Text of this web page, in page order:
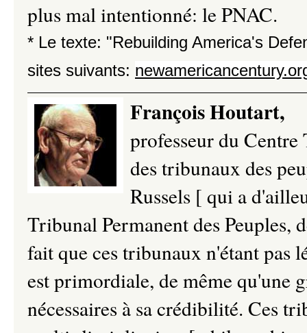
plus mal intentionné: le PNAC.
* Le texte: "Rebuilding America's
sites suivants:
François Houtart,
professeur du
des tribunaux des
Russels [ qui a
Tribunal Permanent des Peuples,
fait que ces tribunaux n'étant pas
est primordiale, de même qu'une
nécessaires à sa crédibilité. Ces